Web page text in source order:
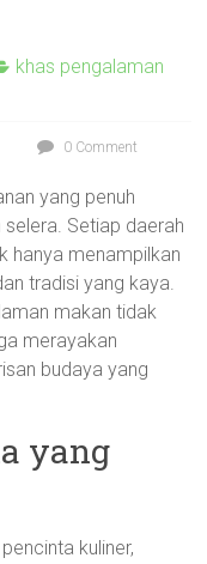
khas pengalaman
0 Comment
yang penuh
Setiap daerah
hanya menampilkan
tradisi yang kaya.
makan tidak
merayakan
budaya yang
yang
kuliner,